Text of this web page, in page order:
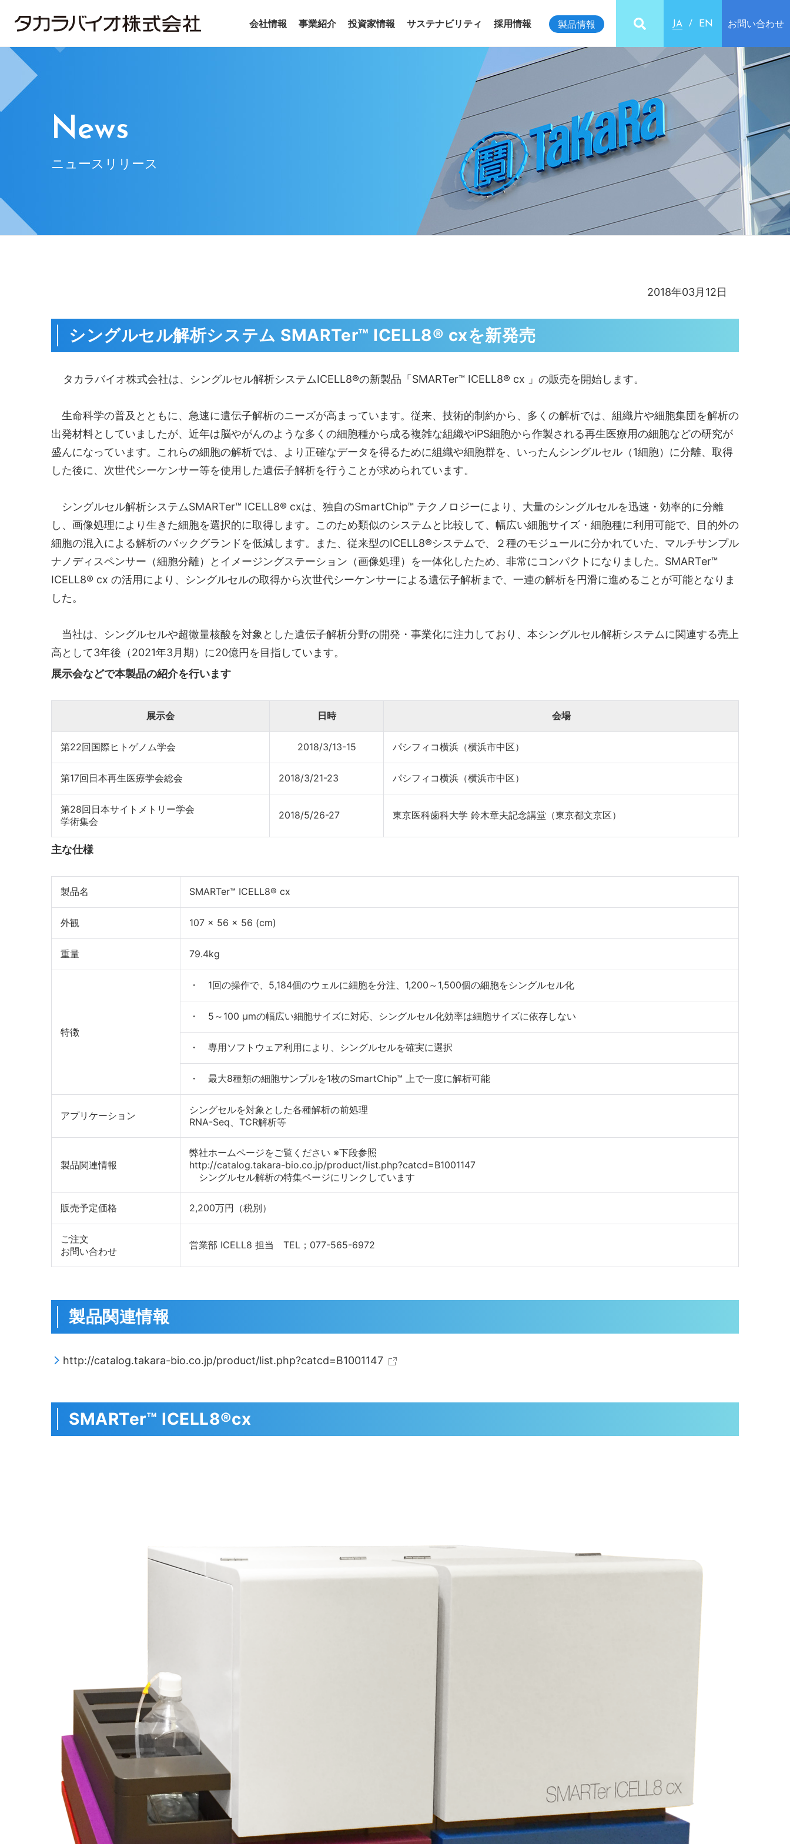
News
ニュースリリース
2018年03月12日
シングルセル解析システム SMARTer™ ICELL8® cxを新発売
タカラバイオ株式会社は、シングルセル解析システムICELL8®の新製品「SMARTer™ ICELL8® cx 」の販売を開始します。
生命科学の普及とともに、急速に遺伝子解析のニーズが高まっています。従来、技術的制約から、多くの解析では、組織片や細胞集団を解析の
出発材料としていましたが、近年は脳やがんのような多くの細胞種から成る複雑な組織やiPS細胞から作製される再生医療用の細胞などの研究が
盛んになっています。これらの細胞の解析では、より正確なデータを得るために組織や細胞群を、いったんシングルセル（1細胞）に分離、取得
した後に、次世代シーケンサー等を使用した遺伝子解析を行うことが求められています。
シングルセル解析システムSMARTer™ ICELL8® cxは、独自のSmartChip™ テクノロジーにより、大量のシングルセルを迅速・効率的に分離
し、画像処理により生きた細胞を選択的に取得します。このため類似のシステムと比較して、幅広い細胞サイズ・細胞種に利用可能で、目的外の
細胞の混入による解析のバックグランドを低減します。また、従来型のICELL8®システムで、２種のモジュールに分かれていた、マルチサンプル
ナノディスペンサー（細胞分離）とイメージングステーション（画像処理）を一体化したため、非常にコンパクトになりました。SMARTer™
ICELL8® cx の活用により、シングルセルの取得から次世代シーケンサーによる遺伝子解析まで、一連の解析を円滑に進めることが可能となりま
した。
当社は、シングルセルや超微量核酸を対象とした遺伝子解析分野の開発・事業化に注力しており、本シングルセル解析システムに関連する売上
高として3年後（2021年3月期）に20億円を目指しています。
展示会などで本製品の紹介を行います
展示会 日時 会場
第22回国際ヒトゲノム学会 2018/3/13-15 パシフィコ横浜（横浜市中区）
第17回日本再生医療学会総会 2018/3/21-23 パシフィコ横浜（横浜市中区）
第28回日本サイトメトリー学会
学術集会
2018/5/26-27 東京医科歯科大学 鈴木章夫記念講堂（東京都文京区）
主な仕様
製品名 SMARTer™ ICELL8® cx
外観 107 × 56 × 56 (cm)
重量 79.4kg
特徴
・ 1回の操作で、5,184個のウェルに細胞を分注、1,200～1,500個の細胞をシングルセル化
・ 5～100 μmの幅広い細胞サイズに対応、シングルセル化効率は細胞サイズに依存しない
・ 専用ソフトウェア利用により、シングルセルを確実に選択
・ 最大8種類の細胞サンプルを1枚のSmartChip™ 上で一度に解析可能
アプリケーション
シングセルを対象とした各種解析の前処理
RNA-Seq、TCR解析等
製品関連情報
弊社ホームページをご覧ください ※下段参照
http://catalog.takara-bio.co.jp/product/list.php?catcd=B1001147
シングルセル解析の特集ページにリンクしています
販売予定価格 2,200万円（税別）
ご注文
お問い合わせ
営業部 ICELL8 担当 TEL；077-565-6972
製品関連情報
http://catalog.takara-bio.co.jp/product/list.php?catcd=B1001147
SMARTer™ ICELL8®cx
製品情報 JA EN お問い合わせ
ごあいさつ グループ会社
会社情報
試薬・機器
事業紹介
IRライブラリ
投資家情報
ニュース＆トピックス サステナビリティインデックス
サステナビリティ 採用情報